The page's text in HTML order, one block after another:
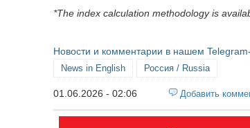
*The index calculation methodology is
Новости и комментарии в нашем
News in English Россия / Russia
01.06.2026 - 02:06 Добавить